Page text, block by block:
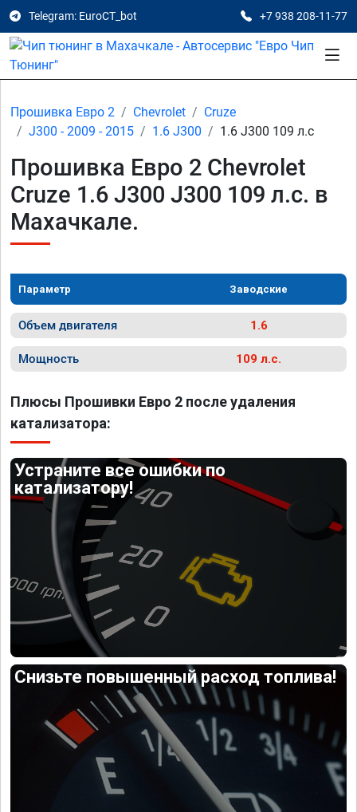
Telegram: EuroCT_bot +7 938 208-11-77
Прошивка Евро 2 Chevrolet
Cruze
J300 - 2009 - 2015
1.6 J300 1.6 J300 109 л.с
Прошивка Евро 2 Chevrolet
Cruze 1.6 J300 J300 109 л.с. в
Махачкале.
Параметр Заводские
Объем двигателя 1.6
Мощность 109 л.с.
Плюсы Прошивки Евро 2 после удаления
катализатора:
Устраните все ошибки по
катализатору!
Снизьте повышенный расход топлива!